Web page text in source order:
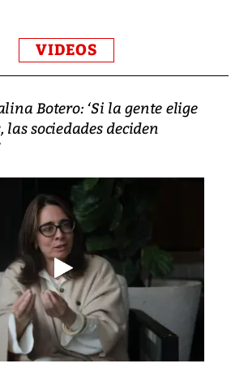
VIDEOS
Botero: ‘Si la gente elige
sociedades deciden